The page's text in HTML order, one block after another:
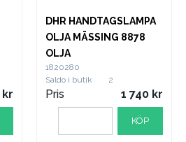
DHR HANDTAGSLAMPA
OLJA MÄSSING 8878
OLJA
1820280
Saldo i butik
2
Pris 1 740
KÖP